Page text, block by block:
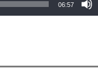
06:57